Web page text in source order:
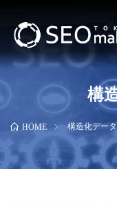
構
HOME 構造化データ